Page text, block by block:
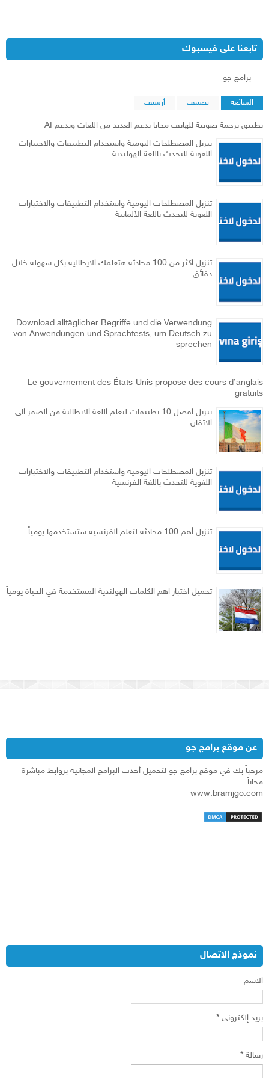
تابعنا على فيسبوك
‏برامج جو‏
الشائعة تصنيف أرشيف
تطبيق ترجمة صوتية للهاتف مجانا يدعم العديد من اللغات ويدعم AI
تنزبل المصطلحات اليومية واستخدام التطبيقات والاختبارات
اللغوية للتحدث باللغة الهولندية
تنزبل المصطلحات اليومية واستخدام التطبيقات والاختبارات
اللغوية للتحدث باللغة الألمانية
تنزيل اكثر من 100 محادثة هتعلمك الايطالية بكل سهولة خلال
دقائق
Download alltäglicher Begriffe und die Verwendung
von Anwendungen und Sprachtests, um Deutsch zu
sprechen
Le gouvernement des États-Unis propose des cours d’anglais
gratuits
تنزيل افضل 10 تطبيقات لتعلم اللغة الايطالية من الصفر الي
الاتقان
تنزبل المصطلحات اليومية واستخدام التطبيقات والاختبارات
اللغوية للتحدث باللغة الفرنسية
تنزبل أهم 100 محادثة لتعلم الفرنسية ستستخدمها يومياً
تحميل اختبار اهم الكلمات الهولندية المستخدمة في الحياة يومياً
عن موقع برامج جو
مرحباً بك في موقع برامج جو لتحميل أحدث البرامج المجانية بروابط مباشرة
مجاناً.
www.bramjgo.com
نموذج الاتصال
الاسم
بريد إلكتروني *
رسالة *